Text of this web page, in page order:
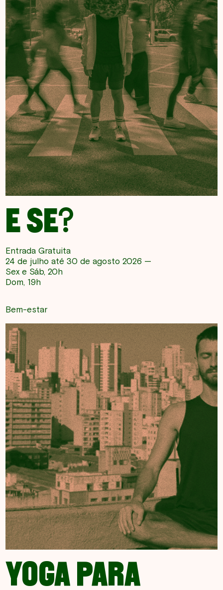
E SE?
Entrada Gratuita
24 de julho até 30 de agosto 2026 —
Sex e Sáb, 20h
Dom, 19h
Bem-estar
YOGA PARA